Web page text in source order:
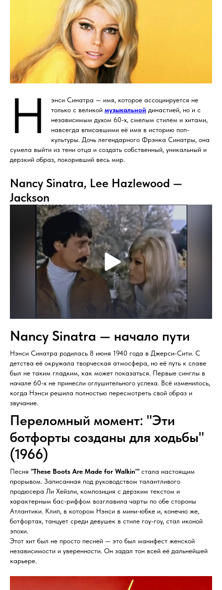
Н
энси Синатра — имя, которое ассоциируется не
только с великой музыкальной династией, но и с
независимым духом 60-х, смелым стилем и хитами,
навсегда вписавшими её имя в историю поп-
культуры. Дочь легендарного Фрэнка Синатры, она
сумела выйти из тени отца и создать собственный, уникальный и
дерзкий образ, покоривший весь мир.
Nancy Sinatra, Lee Hazlewood —
Jackson
Nancy Sinatra — начало пути
Нэнси Синатра родилась 8 июня 1940 года в Джерси-Сити. С
детства её окружала творческая атмосфера, но её путь к славе
был не таким гладким, как может показаться. Первые синглы в
начале 60-х не принесли оглушительного успеха. Всё изменилось,
когда Нэнси решила полностью пересмотреть свой образ и
звучание.
Переломный момент: "Эти
ботфорты созданы для ходьбы"
(1966)
Песня "These Boots Are Made for Walkin'" стала настоящим
прорывом. Записанная под руководством талантливого
продюсера Ли Хейзли, композиция с дерзким текстом и
характерным бас-риффом возглавила чарты по обе стороны
Атлантики. Клип, в котором Нэнси в мини-юбке и, конечно же,
ботфортах, танцует среди девушек в стиле гоу-гоу, стал иконой
эпохи.
Этот хит был не просто песней — это был манифест женской
независимости и уверенности. Он задал тон всей её дальнейшей
карьере.